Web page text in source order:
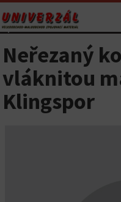
Neřezaný
vláknitou
Klingspor